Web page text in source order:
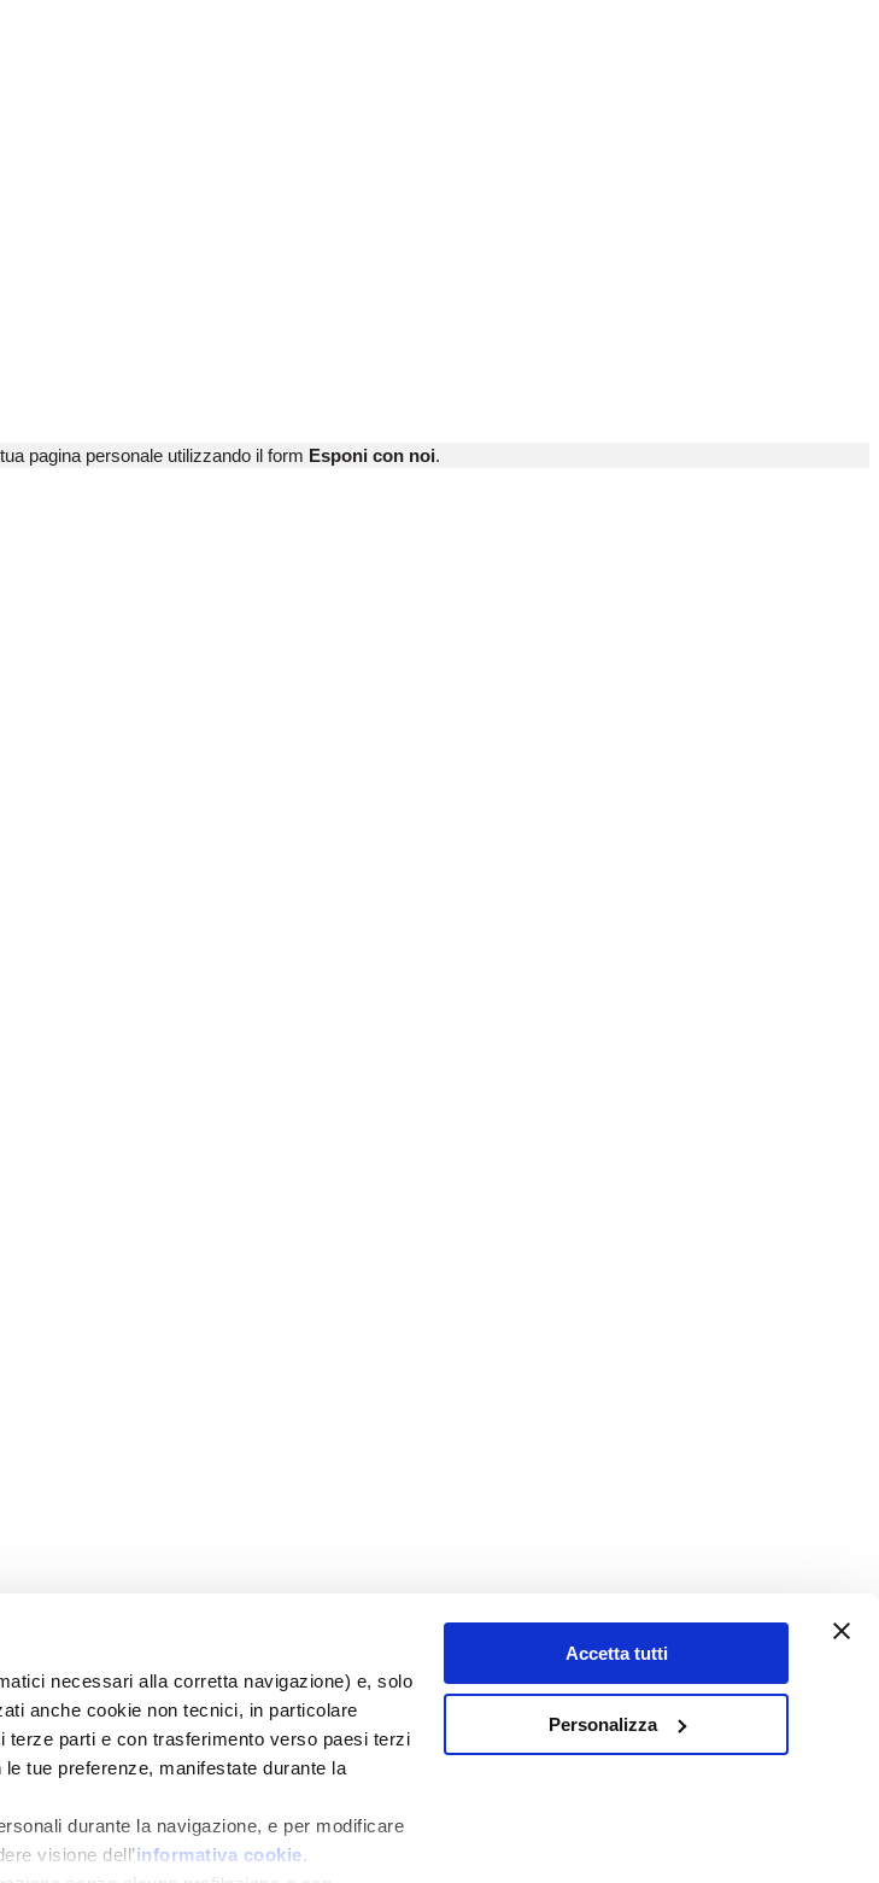
necessari alla corretta navigazione) e, solo
anche cookie non tecnici, in particolare
parti e con trasferimento verso paesi terzi
tue preferenze, manifestate durante la
durante la navigazione, e per modificare
visione dell’informativa cookie.
Accetta tutti
Personalizza
pagina personale utilizzando il form Esponi con noi.